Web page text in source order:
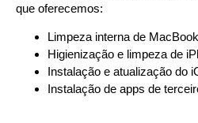
que oferecemos:
Limpeza interna de
Higienização e limpeza de
Instalação e atualização do
Instalação de apps de